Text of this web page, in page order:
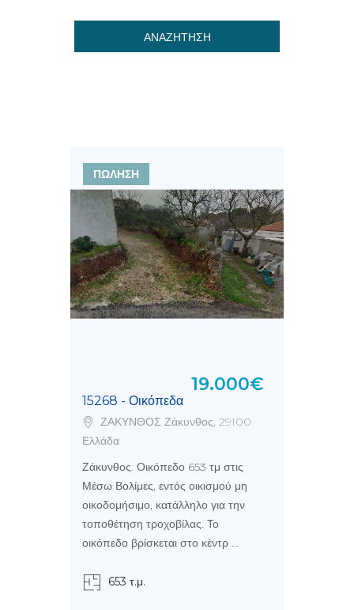
ΑΝΑΖΗΤΗΣΗ
ΠΩΛΗΣΗ
15268 - Οικόπεδα
19.000€
ΖΑΚΥΝΘΟΣ Ζάκυνθος, 29100
Ελλάδα
Ζάκυνθος. Οικόπεδο 653 τμ στις
Μέσω Βολίμες, εντός οικισμού μη
οικοδομήσιμο, κατάλληλο για την
τοποθέτηση τροχοβίλας. Το
οικόπεδο βρίσκεται στο κέντρ ...
653 τ.μ.